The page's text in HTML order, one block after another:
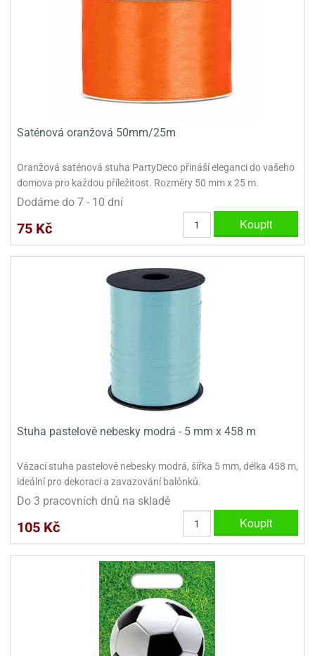
Saténová oranžová 50mm/25m
Oranžová saténová stuha PartyDeco přináší eleganci do vašeho
domova pro každou příležitost. Rozměry 50 mm x 25 m.
Dodáme do 7 - 10 dní
75 Kč Koupit
Stuha pastelově nebesky modrá - 5 mm x 458 m
Vázací stuha pastelově nebesky modrá, šířka 5 mm, délka 458 m,
ideální pro dekoraci a zavazování balónků.
Do 3 pracovních dnů na skladě
105 Kč Koupit